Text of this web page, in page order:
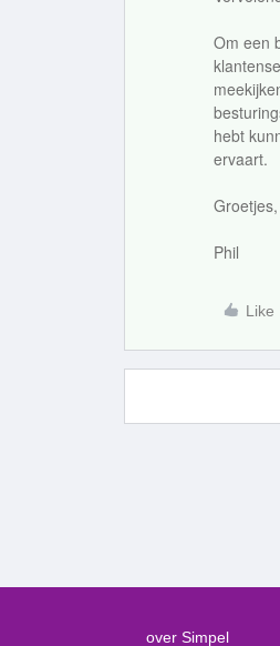
Om een
hebt
ervaart.
Groetjes,
Phil
Like
over Simpel